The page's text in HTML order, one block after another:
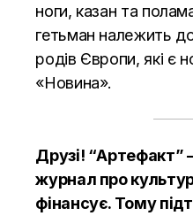
ноги, казан та
гетьман належить
родів Європи, які є
«Новина».
Друзі! “Артефакт”
журнал про
фінансує. Тому